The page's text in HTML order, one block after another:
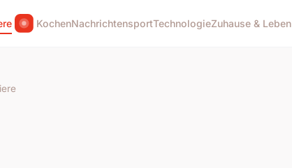
KochenNachrichtensportTechnologieZuhause & Leben